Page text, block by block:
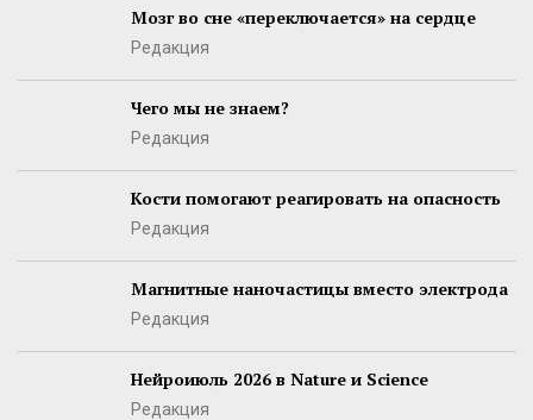
Мозг во сне «переключается» на сердце
Редакция
Чего мы не знаем?
Редакция
Кости помогают реагировать на опасность
Редакция
Магнитные наночастицы вместо электрода
Редакция
Нейроиюль 2026 в Nature и Science
Редакция